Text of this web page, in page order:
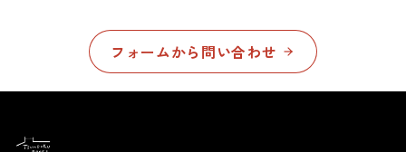
フォームから問い合わせ